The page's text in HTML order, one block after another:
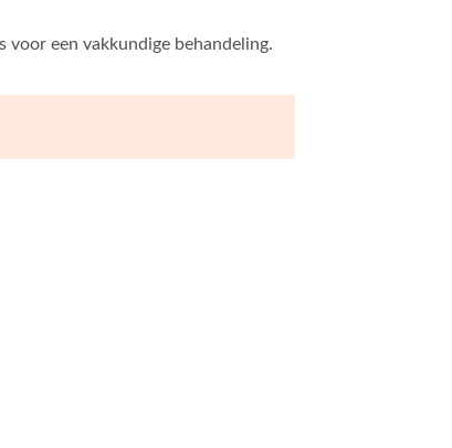
een vakkundige behandeling.